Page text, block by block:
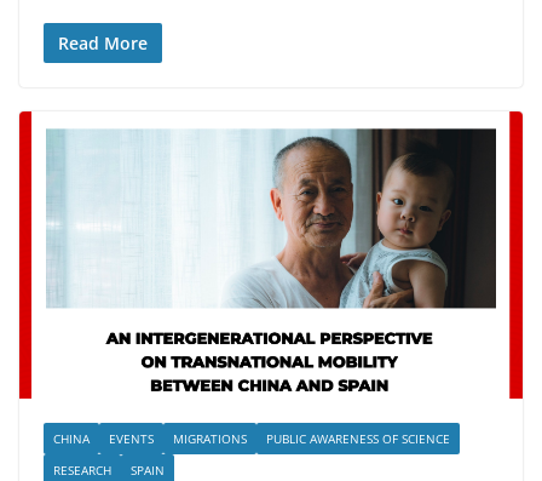
Read More
CHINA EVENTS MIGRATIONS
PUBLIC AWARENESS OF SCIENCE
RESEARCH
SPAIN